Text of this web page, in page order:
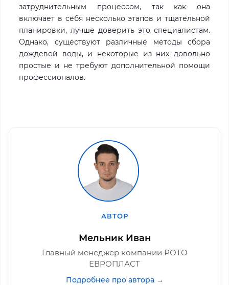
затруднительным процессом, так как она
включает в себя несколько этапов и тщательной
планировки, лучше доверить это специалистам.
Однако, существуют различные методы сбора
дождевой воды, и некоторые из них довольно
простые и не требуют дополнительной помощи
профессионалов.
АВТОР
Мельник Иван
Главный менеджер компании РОТО
ЕВРОПЛАСТ
Подробнее про автора →